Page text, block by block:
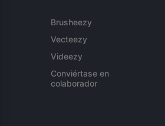
Brusheezy
Vecteezy
Videezy
Conviértase en
colaborador